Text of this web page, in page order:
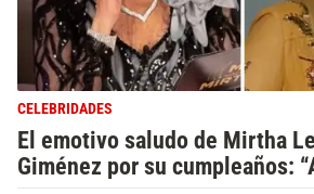
CELEBRIDADES
El emotivo saludo de Mirtha
Giménez por su cumpleaños: